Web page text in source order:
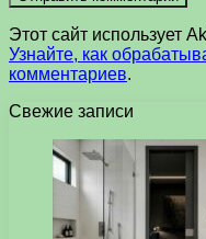
Этот сайт использует
Узнайте, как
комментариев.
Свежие записи